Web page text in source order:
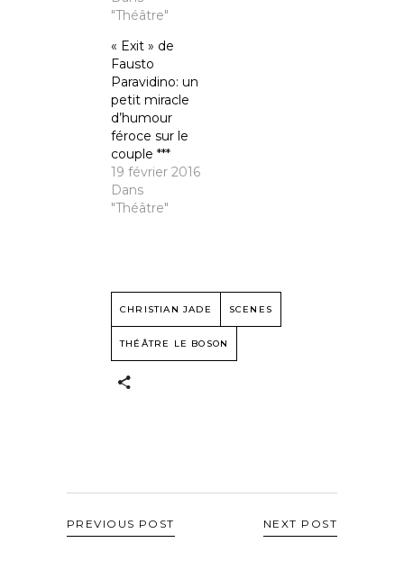
"Théâtre"
« Exit » de
Fausto
Paravidino: un
petit miracle
d’humour
féroce sur le
couple ***
19 février 2016
Dans
"Théâtre"
CHRISTIAN JADE SCENES
THÉÂTRE LE BOSON
PREVIOUS POST NEXT POST